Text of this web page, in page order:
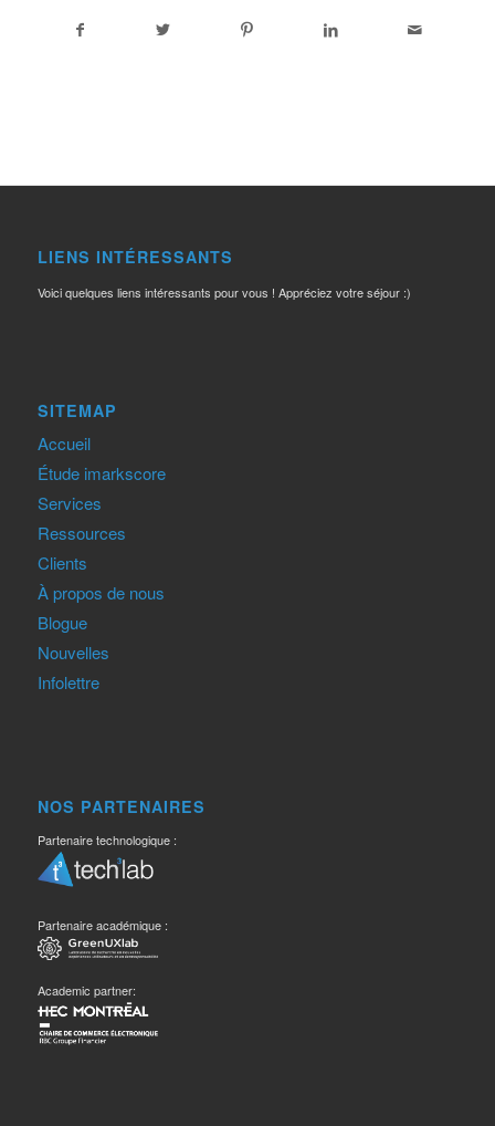
LIENS INTÉRESSANTS
Voici quelques liens intéressants pour vous ! Appréciez votre séjour :)
SITEMAP
Accueil
Étude imarkscore
Services
Ressources
Clients
À propos de nous
Blogue
Nouvelles
Infolettre
NOS PARTENAIRES
Partenaire technologique :
Partenaire académique :
Academic partner: